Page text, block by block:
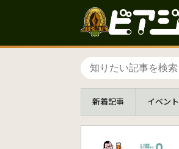
新着記事 イベント